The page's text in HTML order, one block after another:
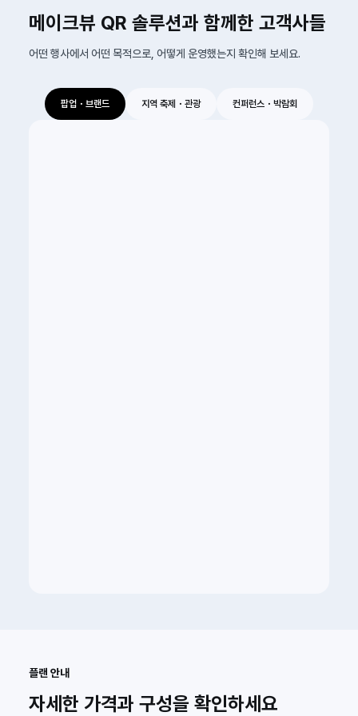
메이크뷰 QR 솔루션과 함께한 고객사들
어떤 행사에서 어떤 목적으로, 어떻게 운영했는지 확인해 보세요.
팝업・브랜드 지역 축제・관광 컨퍼런스・박람회
플랜 안내
자세한 가격과 구성을 확인하세요